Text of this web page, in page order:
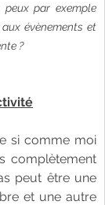
par exemple
évènements et
?
si comme moi
complètement
peut être une
et une autre